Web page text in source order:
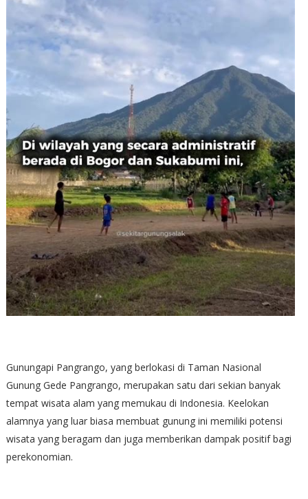
Gunungapi Pangrango, yang berlokasi di Taman Nasional
Gunung Gede Pangrango, merupakan satu dari sekian banyak
tempat wisata alam yang memukau di Indonesia. Keelokan
alamnya yang luar biasa membuat gunung ini memiliki potensi
wisata yang beragam dan juga memberikan dampak positif bagi
perekonomian.